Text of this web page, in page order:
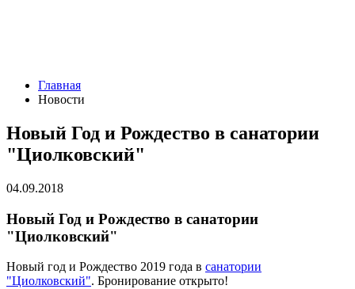
Главная
Новости
Новый Год и Рождество в санатории
"Циолковский"
04.09.2018
Новый Год и Рождество в санатории
"Циолковский"
Новый год и Рождество 2019 года в санатории
"Циолковский". Бронирование открыто!